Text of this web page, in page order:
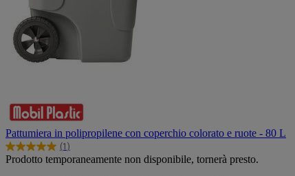
Pattumiera in polipropilene con coperchio colorato e ruote - 80 L
(1)
5.0
su
Prodotto temporaneamente non disponibile, tornerà presto.